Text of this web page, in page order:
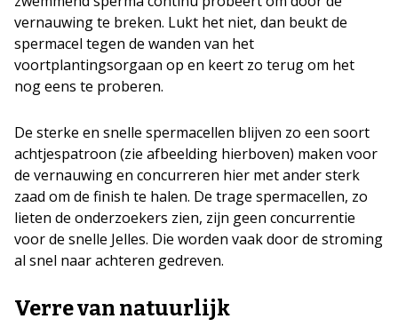
vernauwing te breken. Lukt het niet, dan beukt de
spermacel tegen de wanden van het
voortplantingsorgaan op en keert zo terug om het
nog eens te proberen.
De sterke en snelle spermacellen blijven zo een soort
achtjespatroon (zie afbeelding hierboven) maken voor
de vernauwing en concurreren hier met ander sterk
zaad om de finish te halen. De trage spermacellen, zo
lieten de onderzoekers zien, zijn geen concurrentie
voor de snelle Jelles. Die worden vaak door de stroming
al snel naar achteren gedreven.
Verre van natuurlijk